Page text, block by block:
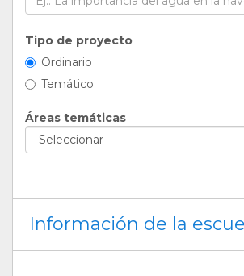
Tipo de proyecto
Ordinario
Temático
Áreas temáticas
Información de la